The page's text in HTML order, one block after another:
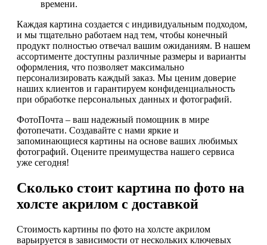
времени.
Каждая картина создается с индивидуальным подходом,
и мы тщательно работаем над тем, чтобы конечный
продукт полностью отвечал вашим ожиданиям. В нашем
ассортименте доступны различные размеры и варианты
оформления, что позволяет максимально
персонализировать каждый заказ. Мы ценим доверие
наших клиентов и гарантируем конфиденциальность
при обработке персональных данных и фотографий.
ФотоПочта – ваш надежный помощник в мире
фотопечати. Создавайте с нами яркие и
запоминающиеся картины на основе ваших любимых
фотографий. Оцените преимущества нашего сервиса
уже сегодня!
Сколько стоит картина по фото на
холсте акрилом с доставкой
Стоимость картины по фото на холсте акрилом
варьируется в зависимости от нескольких ключевых